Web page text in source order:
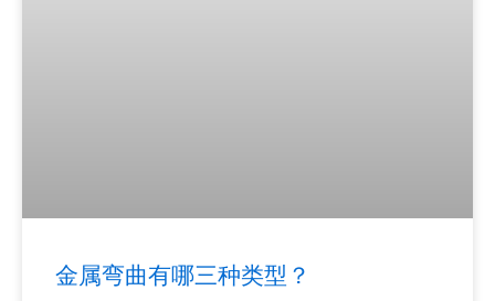
金属弯曲有哪三种类型？